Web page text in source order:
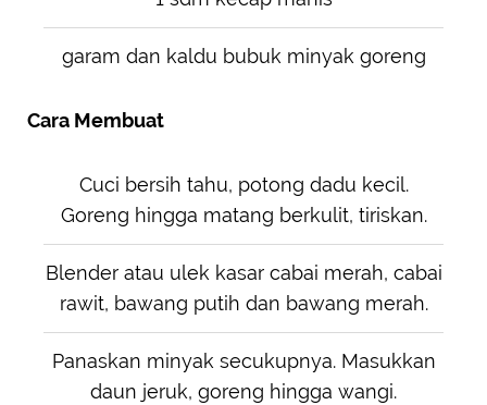
garam dan kaldu bubuk minyak goreng
Cara Membuat
Cuci bersih tahu, potong dadu kecil.
Goreng hingga matang berkulit, tiriskan.
Blender atau ulek kasar cabai merah, cabai
rawit, bawang putih dan bawang merah.
Panaskan minyak secukupnya. Masukkan
daun jeruk, goreng hingga wangi.